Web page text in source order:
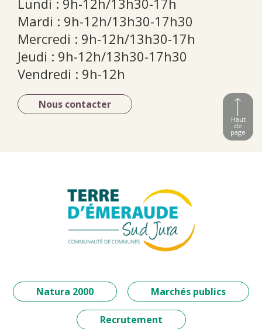
Lundi : 9h-12h/13h30-17h
Mardi : 9h-12h/13h30-17h30
Mercredi : 9h-12h/13h30-17h
Jeudi : 9h-12h/13h30-17h30
Vendredi : 9h-12h
Nous contacter
Haut
de
page
Natura 2000 Marchés publics
Recrutement